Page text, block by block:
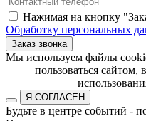
Нажимая на кнопку
Обработку персональных
Заказ звонка
​​​​​​​Мы используем файлы
пользоваться сайтом,
Я СОГЛАСЕН
Будьте в центре событий -